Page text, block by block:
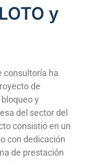
y
consultoría ha
de
y
del sector del
consistió en un
con dedicación
de prestación